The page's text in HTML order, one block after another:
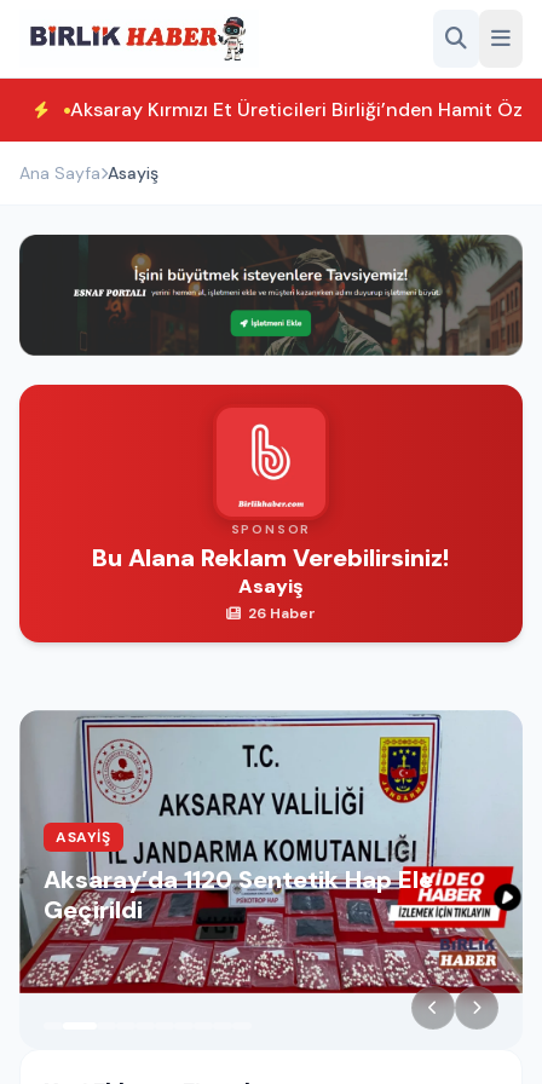
Aksaray Kırmızı Et Üreticileri Birliği’nden Hamit
Ana Sayfa Asayiş
SPONSOR
Bu Alana Reklam Verebilirsiniz!
Asayiş
26 Haber
ASAYIŞ
Aksaray’da 1120 Sentetik Hap Ele
Geçirildi